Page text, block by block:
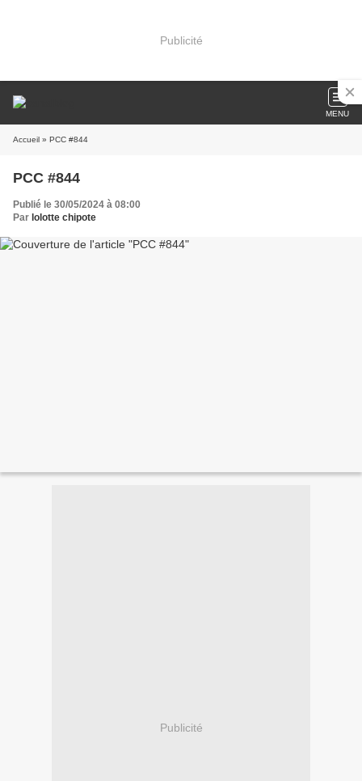
Publicité
MENU
Accueil » PCC #844
PCC #844
Publié le 30/05/2024 à 08:00
Par lolotte chipote
Publicité